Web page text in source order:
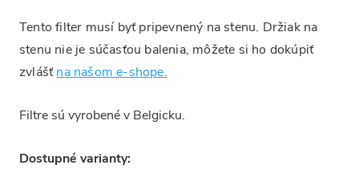
Tento filter musí byť pripevnený na stenu. Držiak na
stenu nie je súčasťou balenia, môžete si ho dokúpiť
zvlášťna našom e-shope.
Filtre sú vyrobené v Belgicku.
Dostupné varianty: